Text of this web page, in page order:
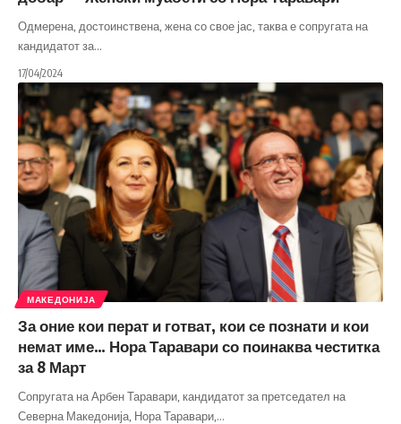
Одмерена, достоинствена, жена со свое јас, таква е сопругата на
кандидатот за…
17/04/2024
МАКЕДОНИЈА
За оние кои перат и готват, кои се познати и кои
немат име… Нора Таравари со поинаква честитка
за 8 Март
Сопругата на Арбен Таравари, кандидатот за претседател на
Северна Македонија, Нора Таравари, …